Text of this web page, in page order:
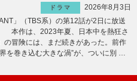
ドラマ
2026年8月3日
」（TBS系）の第12話が2日に放送
本作は、2023年夏、日本中を熱狂さ
の冒険には、まだ続きがあった。前作
を巻き込む大きな渦”が、ついに別 …